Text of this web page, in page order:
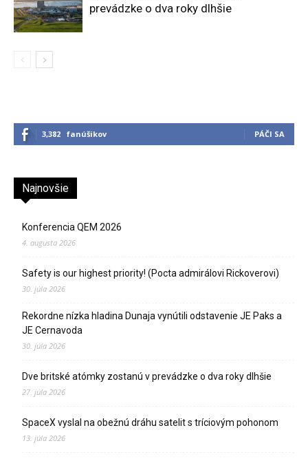
prevádzke o dva roky dlhšie
3,382 fanúšikov PÁČI SA
Najnovšie
Konferencia QEM 2026
4. augusta 2026
Safety is our highest priority! (Pocta admirálovi Rickoverovi)
30. júla 2026
Rekordne nízka hladina Dunaja vynútili odstavenie JE Paks a
JE Cernavoda
30. júla 2026
Dve britské atómky zostanú v prevádzke o dva roky dlhšie
27. júla 2026
SpaceX vyslal na obežnú dráhu satelit s tríciovým pohonom
13. júla 2026